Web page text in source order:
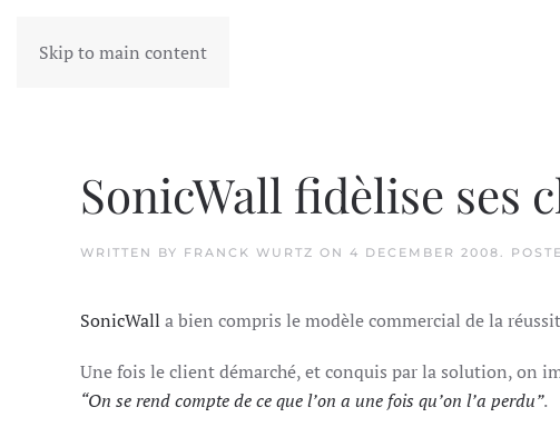
Skip to main content
SonicWall fidèlise ses
WRITTEN BY FRANCK WURTZ ON 4 DECEMBER 2008.
SonicWall a bien compris le modèle commercial de la
Une fois le client démarché, et conquis par la solution, on
“On se rend compte de ce que l’on a une fois qu’on l’a perdu”.